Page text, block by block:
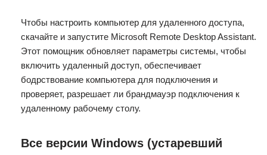
Чтобы настроить компьютер для удаленного доступа,
скачайте и запустите Microsoft Remote Desktop Assistant.
Этот помощник обновляет параметры системы, чтобы
включить удаленный доступ, обеспечивает
бодрствование компьютера для подключения и
проверяет, разрешает ли брандмауэр подключения к
удаленному рабочему столу.
Все версии Windows (устаревший